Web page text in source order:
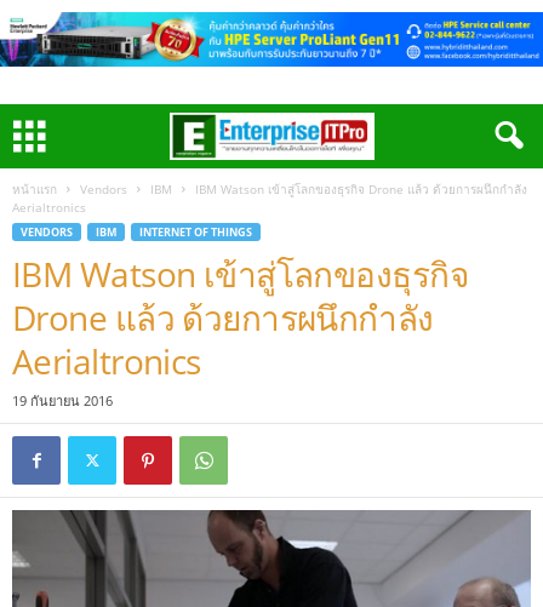
หน้าแรก Vendors IBM
IBM Watson เข้าสู่โลกของธุรกิจ Drone แล้ว ด้วยการผนึกกำลัง
Aerialtronics
VENDORS IBM INTERNET OF THINGS
IBM Watson เข้าสู่โลกของธุรกิจ
Drone แล้ว ด้วยการผนึกกำลัง
Aerialtronics
19 กันยายน 2016